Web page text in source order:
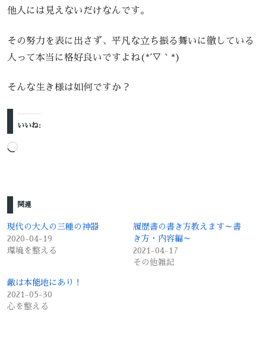
他人には見えないだけなんです。
その努力を表に出さず、平凡な立ち振る舞いに徹している
人って本当に格好良いですよね(*´▽｀*)
そんな生き様は如何ですか？
いいね:
読
み
関連
現代の大人の三種の神器
2020-04-19
環境を整える
履歴書の書き方教えます～書
き方・内容編～
2021-04-17
その他雑記
敵は本能地にあり！
2021-05-30
心を整える